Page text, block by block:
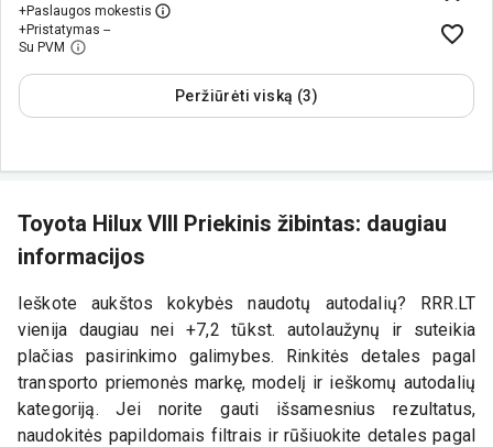
+Paslaugos mokestis
+Pristatymas --
Su PVM
Peržiūrėti viską (3)
Toyota Hilux VIII Priekinis žibintas: daugiau
informacijos
Ieškote aukštos kokybės naudotų autodalių? RRR.LT
vienija daugiau nei +7,2 tūkst. autolaužynų ir suteikia
plačias pasirinkimo galimybes. Rinkitės detales pagal
transporto priemonės markę, modelį ir ieškomų autodalių
kategoriją. Jei norite gauti išsamesnius rezultatus,
naudokitės papildomais filtrais ir rūšiuokite detales pagal